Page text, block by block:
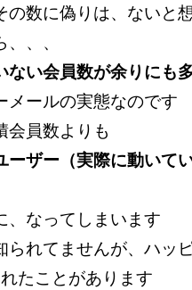
の数に偽りは、ないと
、、
ない会員数が余りにも
メールの実態なのです
会員数よりも
ーザー（実際に動いて
、なってしまいます
られてませんが、ハッ
たことがあります